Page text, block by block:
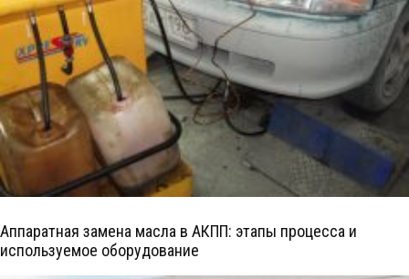
Аппаратная замена масла в АКПП: этапы процесса и
используемое оборудование